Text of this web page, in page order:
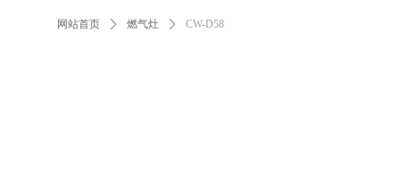
网站首页 ꄲ 燃气灶 ꄲ CW-D58